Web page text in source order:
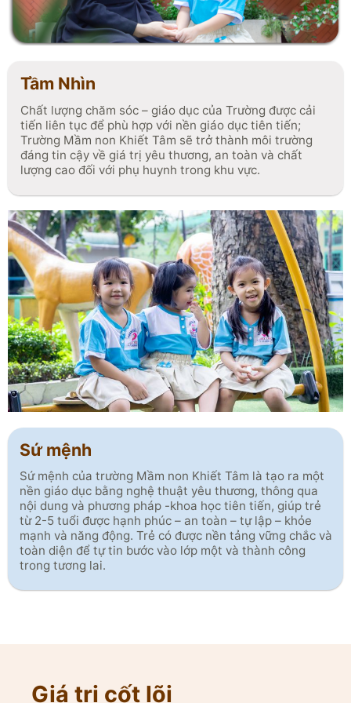
đa tiềm năng của trẻ.
Tầm Nhìn
Chất lượng chăm sóc – giáo dục của Trường được cải
tiến liên tục để phù hợp với nền giáo dục tiên tiến;
Trường Mầm non Khiết Tâm sẽ trở thành môi trường
đáng tin cậy về giá trị yêu thương, an toàn và chất
lượng cao đối với phụ huynh trong khu vực.
Sứ mệnh
Sứ mệnh của trường Mầm non Khiết Tâm là tạo ra một
nền giáo dục bằng nghệ thuật yêu thương, thông qua
nội dung và phương pháp -khoa học tiên tiến, giúp trẻ
từ 2-5 tuổi được hạnh phúc – an toàn – tự lập – khỏe
mạnh và năng động. Trẻ có được nền tảng vững chắc và
toàn diện để tự tin bước vào lớp một và thành công
trong tương lai.
Giá trị cốt lõi